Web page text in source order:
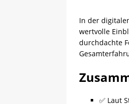
In der
wertvolle
durchdachte
✅ Laut